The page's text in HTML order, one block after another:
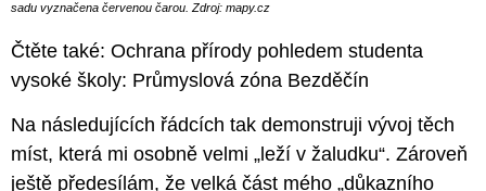
sadu vyznačena červenou čarou. Zdroj: mapy.cz
Čtěte také: Ochrana přírody pohledem studenta
vysoké školy: Průmyslová zóna Bezděčín
Na následujících řádcích tak demonstruji vývoj těch
míst, která mi osobně velmi „leží v žaludku“. Zároveň
ještě předesílám, že velká část mého „důkazního